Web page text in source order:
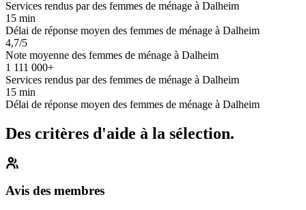
Services rendus par des femmes de ménage à Dalheim
15 min
Délai de réponse moyen des femmes de ménage à Dalheim
4,7/5
Note moyenne des femmes de ménage à Dalheim
1 111 000+
Services rendus par des femmes de ménage à Dalheim
15 min
Délai de réponse moyen des femmes de ménage à Dalheim
Des critères d'aide à la sélection.
Avis des membres